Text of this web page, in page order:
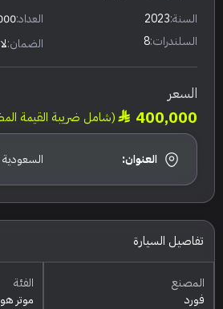
السنة:2023 العداد:
السلندرات:8 الضمان:لا
السعر
400,000 (شامل ضريبة القيمة
العنوان: السعودية
تفاصيل السيارة
المصنع
فورد
الفئة
موتر